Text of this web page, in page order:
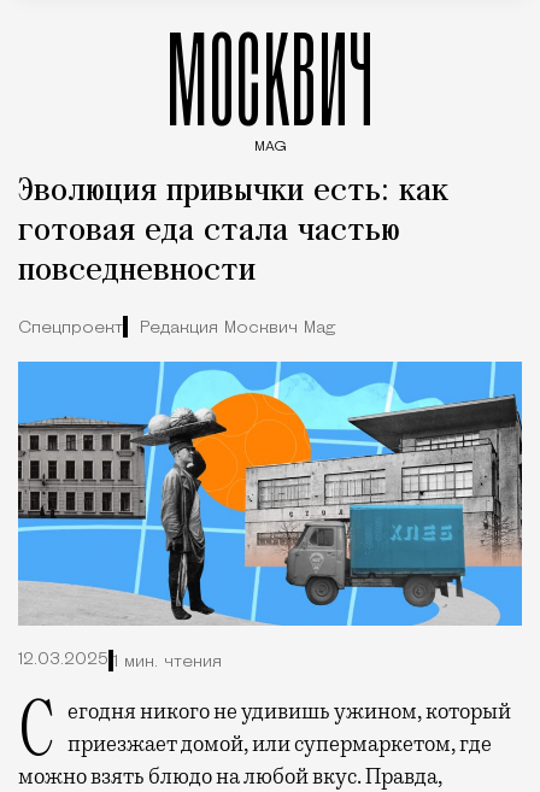
МОСКВИЧ
MAG
Эволюция привычки есть: как
готовая еда стала частью
повседневности
Спецпроект Редакция Москвич Mag
12.03.2025 1 мин. чтения
Сегодня никого не удивишь ужином, который приезжает домой, или супермаркетом, где
можно взять блюдо на любой вкус. Правда,